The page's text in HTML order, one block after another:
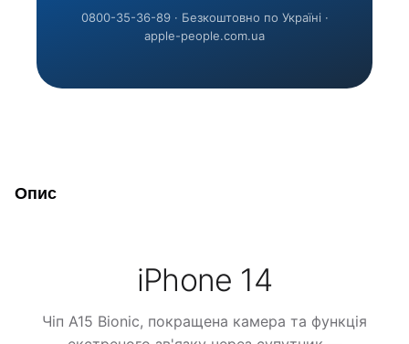
0800-35-36-89 · Безкоштовно по Україні ·
apple-people.com.ua
Опис
iPhone 14
Чіп A15 Bionic, покращена камера та функція